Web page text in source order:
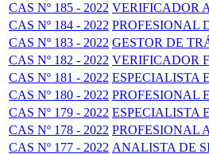
CAS Nº 185 - 2022 VERIFICADOR
CAS Nº 184 - 2022 PROFESIONAL
CAS Nº 183 - 2022 GESTOR DE
CAS Nº 182 - 2022 VERIFICADOR
CAS Nº 181 - 2022 ESPECIALISTA
CAS Nº 180 - 2022 PROFESIONAL
CAS Nº 179 - 2022 ESPECIALISTA
CAS Nº 178 - 2022 PROFESIONAL
CAS Nº 177 - 2022 ANALISTA DE